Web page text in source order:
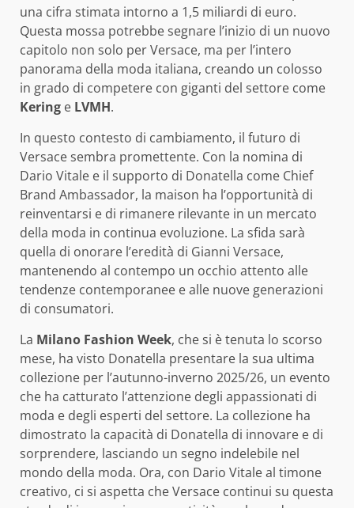
una cifra stimata intorno a 1,5 miliardi di euro.
Questa mossa potrebbe segnare l’inizio di un nuovo
capitolo non solo per Versace, ma per l’intero
panorama della moda italiana, creando un colosso
in grado di competere con giganti del settore come
Kering e LVMH.
In questo contesto di cambiamento, il futuro di
Versace sembra promettente. Con la nomina di
Dario Vitale e il supporto di Donatella come Chief
Brand Ambassador, la maison ha l’opportunità di
reinventarsi e di rimanere rilevante in un mercato
della moda in continua evoluzione. La sfida sarà
quella di onorare l’eredità di Gianni Versace,
mantenendo al contempo un occhio attento alle
tendenze contemporanee e alle nuove generazioni
di consumatori.
La Milano Fashion Week, che si è tenuta lo scorso
mese, ha visto Donatella presentare la sua ultima
collezione per l’autunno-inverno 2025/26, un evento
che ha catturato l’attenzione degli appassionati di
moda e degli esperti del settore. La collezione ha
dimostrato la capacità di Donatella di innovare e di
sorprendere, lasciando un segno indelebile nel
mondo della moda. Ora, con Dario Vitale al timone
creativo, ci si aspetta che Versace continui su questa